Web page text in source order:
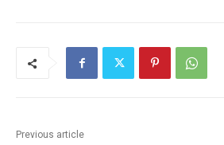
Previous article